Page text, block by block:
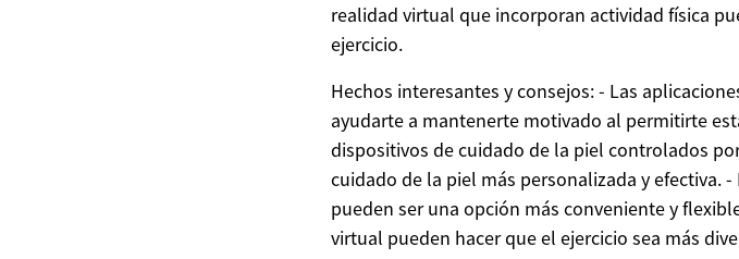
realidad virtual que incorporan actividad física
ejercicio.
Hechos interesantes y consejos: - Las
ayudarte a mantenerte motivado al permitirte
dispositivos de cuidado de la piel controlados
cuidado de la piel más personalizada y efectiva.
pueden ser una opción más conveniente y
virtual pueden hacer que el ejercicio sea más